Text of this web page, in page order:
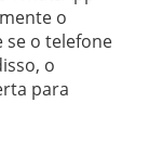
o
se o telefone
o
para